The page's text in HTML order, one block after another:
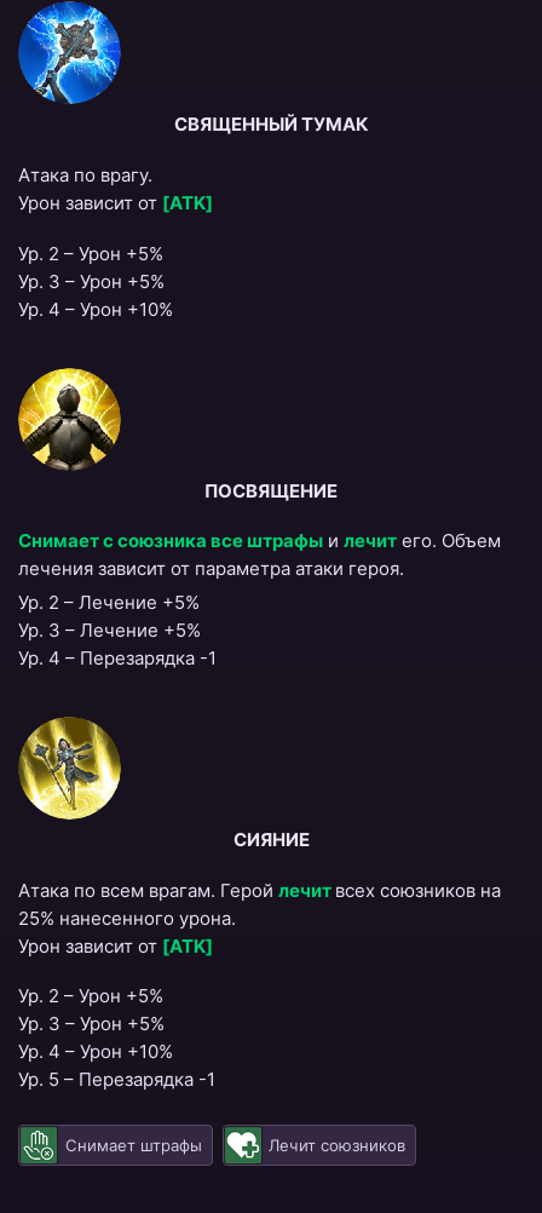
СВЯЩЕННЫЙ ТУМАК
Атака по врагу.
Урон зависит от [ATK]
Ур. 2 – Урон +5%
Ур. 3 – Урон +5%
Ур. 4 – Урон +10%
ПОСВЯЩЕНИЕ
Снимает с союзника все штрафы и лечит его. Объем
лечения зависит от параметра атаки героя.
Ур. 2 – Лечение +5%
Ур. 3 – Лечение +5%
Ур. 4 – Перезарядка -1
СИЯНИЕ
Атака по всем врагам. Герой лечит всех союзников на
25% нанесенного урона.
Урон зависит от [ATK]
Ур. 2 – Урон +5%
Ур. 3 – Урон +5%
Ур. 4 – Урон +10%
Ур. 5 – Перезарядка -1
Снимает штрафы Лечит союзников